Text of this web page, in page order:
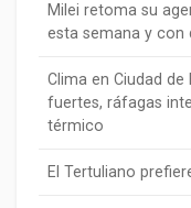
Milei retoma su
esta semana y con
Clima en Ciudad
fuertes, ráfagas
térmico
El Tertuliano